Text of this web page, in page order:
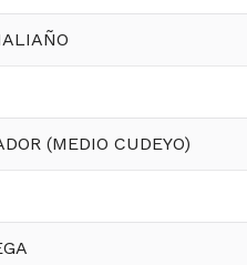
(MEDIO CUDEYO)